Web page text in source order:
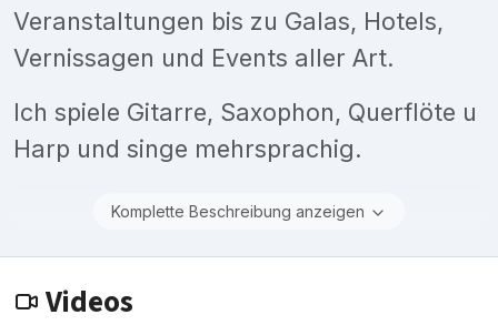
Veranstaltungen bis zu Galas, Hotels,
Vernissagen und Events aller Art.
Ich spiele Gitarre, Saxophon, Querflöte u
Harp und singe mehrsprachig.
Komplette Beschreibung anzeigen
Videos